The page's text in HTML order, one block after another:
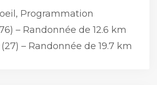
, Programmation
– Randonnée de 12.6 km
– Randonnée de 19.7 km